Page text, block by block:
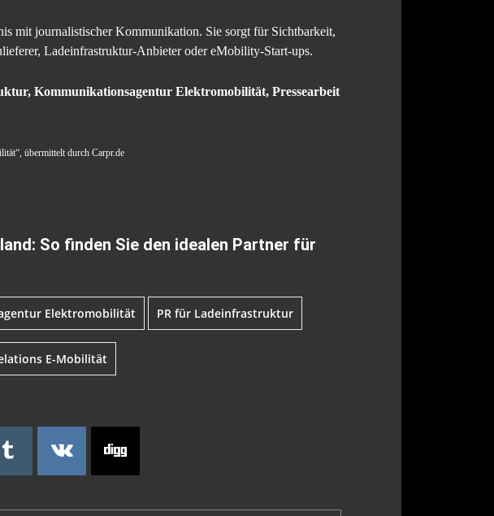
mit journalistischer Kommunikation. Sie sorgt für Sichtbarkeit,
Ladeinfrastruktur-Anbieter oder eMobility-Start-ups.
Kommunikationsagentur Elektromobilität, Pressearbeit
übermittelt durch Carpr.de
So finden Sie den idealen Partner für
Elektromobilität PR für Ladeinfrastruktur
E-Mobilität